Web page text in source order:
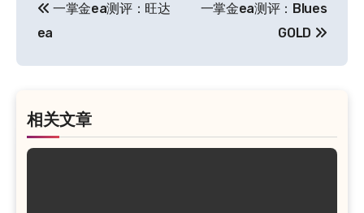
章
导
一掌金ea测评：旺达
ea
一掌金ea测评：Blues
GOLD
相关文章